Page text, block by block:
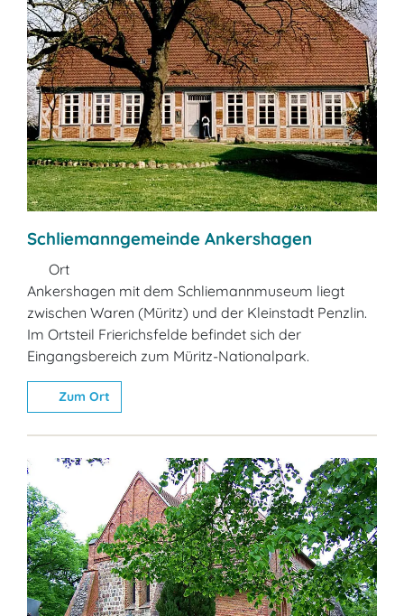
Schliemanngemeinde Ankershagen
Ort
Ankershagen mit dem Schliemannmuseum liegt
zwischen Waren (Müritz) und der Kleinstadt Penzlin.
Im Ortsteil Frierichsfelde befindet sich der
Eingangsbereich zum Müritz-Nationalpark.
Zum Ort